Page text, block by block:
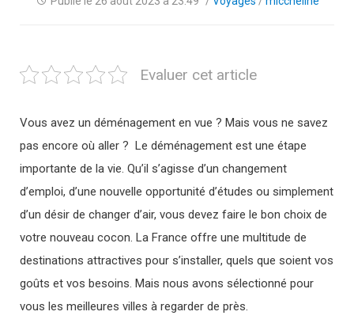
Evaluer cet article
Vous avez un déménagement en vue ? Mais vous ne savez
pas encore où aller ? Le déménagement est une étape
importante de la vie. Qu’il s’agisse d’un changement
d’emploi, d’une nouvelle opportunité d’études ou simplement
d’un désir de changer d’air, vous devez faire le bon choix de
votre nouveau cocon. La France offre une multitude de
destinations attractives pour s’installer, quels que soient vos
goûts et vos besoins. Mais nous avons sélectionné pour
vous les meilleures villes à regarder de près.